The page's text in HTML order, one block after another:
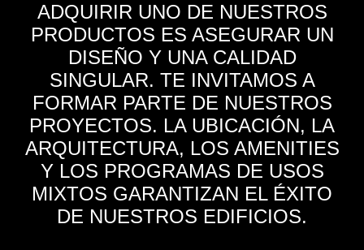
ADQUIRIR UNO DE NUESTROS
PRODUCTOS ES ASEGURAR UN
DISEÑO Y UNA CALIDAD
SINGULAR. TE INVITAMOS A
FORMAR PARTE DE NUESTROS
PROYECTOS. LA UBICACIÓN, LA
ARQUITECTURA, LOS AMENITIES
Y LOS PROGRAMAS DE USOS
MIXTOS GARANTIZAN EL ÉXITO
DE NUESTROS EDIFICIOS.